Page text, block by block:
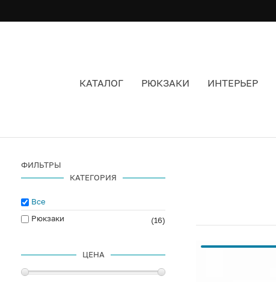
КАТАЛОГ РЮКЗАКИ ИНТЕРЬЕР
ФИЛЬТРЫ
КАТЕГОРИЯ
Все
Рюкзаки
(16)
ЦЕНА